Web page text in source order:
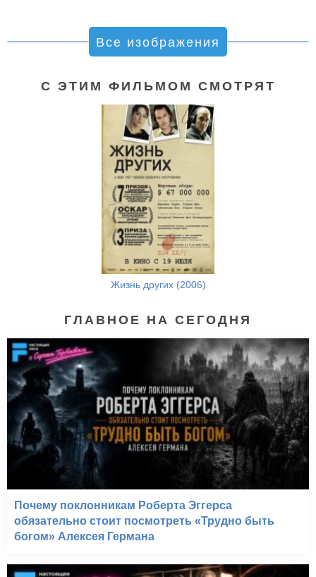
Все изображения
С ЭТИМ ФИЛЬМОМ СМОТРЯТ
Жизнь других (2006)
ГЛАВНОЕ НА СЕГОДНЯ
Почему поклонникам Роберта Эггерса
обязательно стоит посмотреть «Трудно быть
богом» Алексея Германа